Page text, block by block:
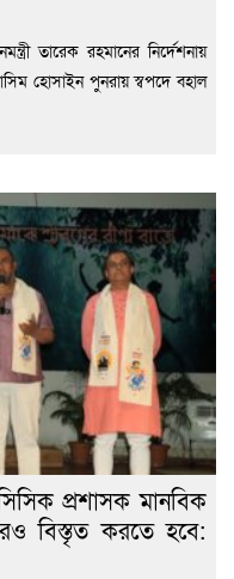
তারেক রহমানের নির্দেশনায়
হোসাইন পুনরায় স্বপদে বহাল
প্রশাসক মানবিক
বিস্তৃত করতে হবে: